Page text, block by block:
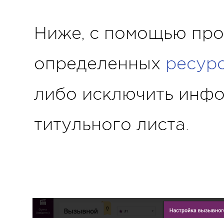
Ниже, с помощью
определенных
либо исключить
титульного листа.